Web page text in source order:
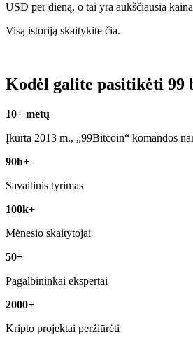
USD per dieną, o tai yra aukščiausia
Visą istoriją skaitykite čia.
Kodėl galite pasitikėti 99
10+ metų
Įkurta 2013 m., „99Bitcoin“ komandos
90h+
Savaitinis tyrimas
100k+
Mėnesio skaitytojai
50+
Pagalbininkai ekspertai
2000+
Kripto projektai peržiūrėti